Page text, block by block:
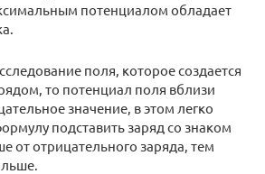
потенциалом обладает
поля, которое создается
то потенциал поля вблизи
значение, в этом легко
подставить заряд со знаком
от отрицательного заряда, тем